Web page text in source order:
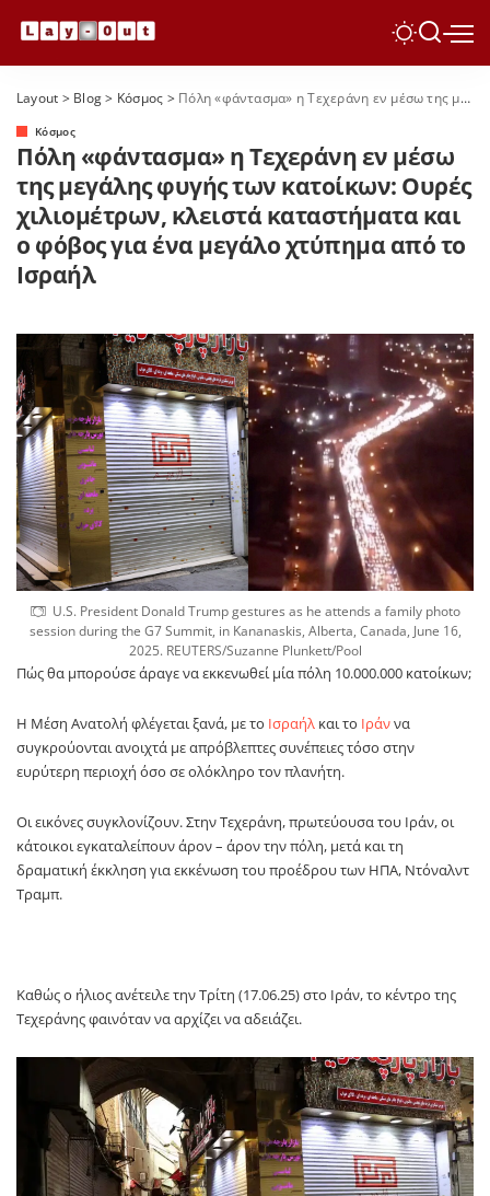
Layout > Blog> Κόσμος > Πόλη «φάντασμα» η Τεχεράνη εν μέσω της μεγάλης φυγής των κατοίκων: Ουρές χιλιομέτρων, κλειστά καταστήματα και ο φόβος για ένα μεγάλο χτύπημα από το Ισραήλ
Κόσμος
Πόλη «φάντασμα» η Τεχεράνη εν μέσω
της μεγάλης φυγής των κατοίκων: Ουρές
χιλιομέτρων, κλειστά καταστήματα και
ο φόβος για ένα μεγάλο χτύπημα από το
Ισραήλ
U.S. President Donald Trump gestures as he attends a family photo
session during the G7 Summit, in Kananaskis, Alberta, Canada, June 16,
2025. REUTERS/Suzanne Plunkett/Pool
Πώς θα μπορούσε άραγε να εκκενωθεί μία πόλη 10.000.000 κατοίκων;
Η Μέση Ανατολή φλέγεται ξανά, με το Ισραήλ και το Ιράννα
συγκρούονται ανοιχτά με απρόβλεπτες συνέπειες τόσο στην
ευρύτερη περιοχή όσο σε ολόκληρο τον πλανήτη.
Οι εικόνες συγκλονίζουν. Στην Τεχεράνη, πρωτεύουσα του Ιράν, οι
κάτοικοι εγκαταλείπουν άρον – άρον την πόλη, μετά και τη
δραματική έκκληση για εκκένωση του προέδρου των ΗΠΑ, Ντόναλντ
Τραμπ.
Καθώς ο ήλιος ανέτειλε την Τρίτη (17.06.25) στο Ιράν, το κέντρο της
Τεχεράνης φαινόταν να αρχίζει να αδειάζει.